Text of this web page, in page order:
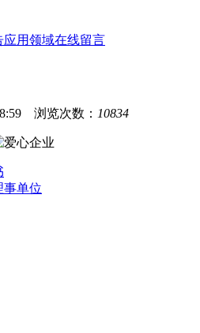
应用领域在线留言
浏览次数： 10834
事单位